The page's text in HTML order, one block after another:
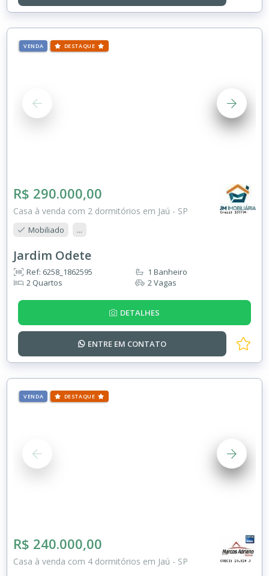
VENDA DESTAQUE
R$ 290.000,00
Casa à venda com 2 dormitórios em Jaú - SP
Mobiliado ...
Jardim Odete
Ref: 6258_1862595
2 Quartos
1 Banheiro
2 Vagas
DETALHES
ENTRE EM CONTATO
VENDA DESTAQUE
R$ 240.000,00
Casa à venda com 4 dormitórios em Jaú - SP